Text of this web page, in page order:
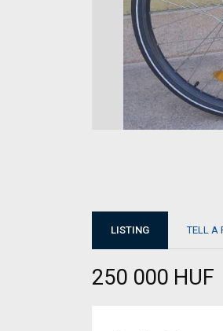
LISTING TELL A
250 000 HUF